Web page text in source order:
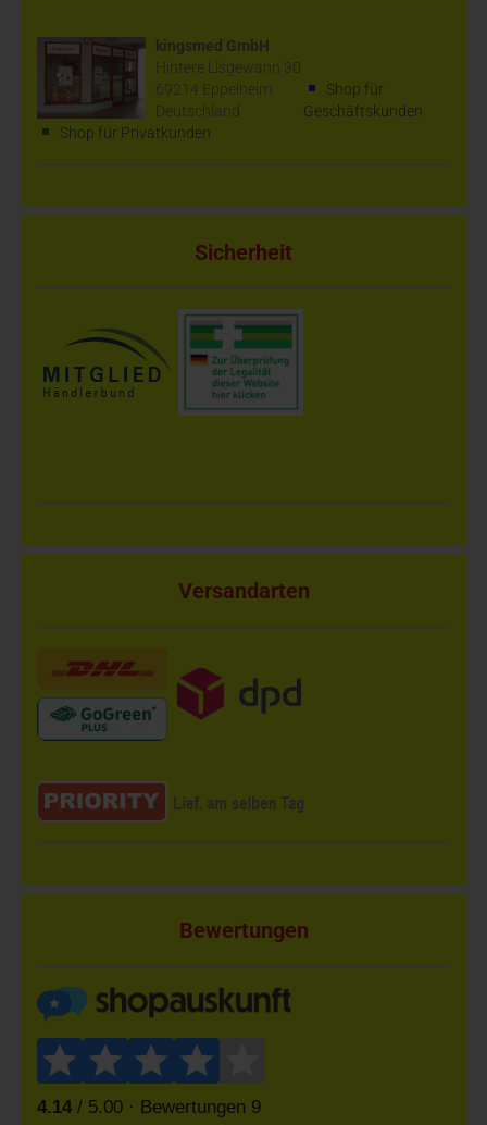
kingsmed GmbH
Hintere Lisgewann 30
69214 Eppelheim
Deutschland
Shop für
Geschäftskunden
Shop für Privatkunden
Sicherheit
Versandarten
Bewertungen